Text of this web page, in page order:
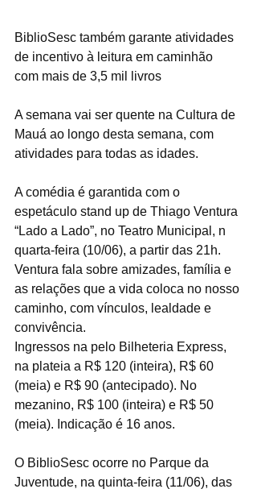
BiblioSesc também garante atividades
de incentivo à leitura em caminhão
com mais de 3,5 mil livros
A semana vai ser quente na Cultura de
Mauá ao longo desta semana, com
atividades para todas as idades.
A comédia é garantida com o
espetáculo stand up de Thiago Ventura
“Lado a Lado”, no Teatro Municipal, n
quarta-feira (10/06), a partir das 21h.
Ventura fala sobre amizades, família e
as relações que a vida coloca no nosso
caminho, com vínculos, lealdade e
convivência.
Ingressos na pelo Bilheteria Express,
na plateia a R$ 120 (inteira), R$ 60
(meia) e R$ 90 (antecipado). No
mezanino, R$ 100 (inteira) e R$ 50
(meia). Indicação é 16 anos.
O BiblioSesc ocorre no Parque da
Juventude, na quinta-feira (11/06), das